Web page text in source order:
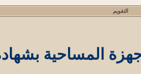
التقويم
المساحية